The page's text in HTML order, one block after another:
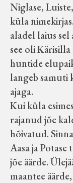
Niglase,
küla
aladel laius sel
see oli
huntide
langeb samuti
ajaga.
Kui küla
rajanud jõe
hõivatud.
Aasa ja
jõe äärde.
maantee